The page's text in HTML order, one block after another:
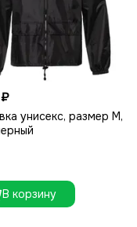
унисекс, размер M,
В корзину